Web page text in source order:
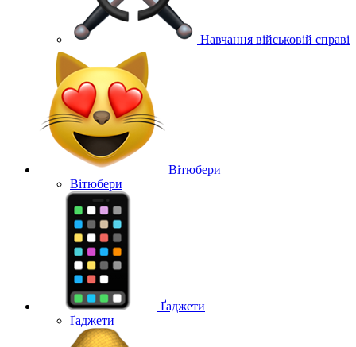
Навчання військовій справі
Вітюбери
Вітюбери
Ґаджети
Ґаджети